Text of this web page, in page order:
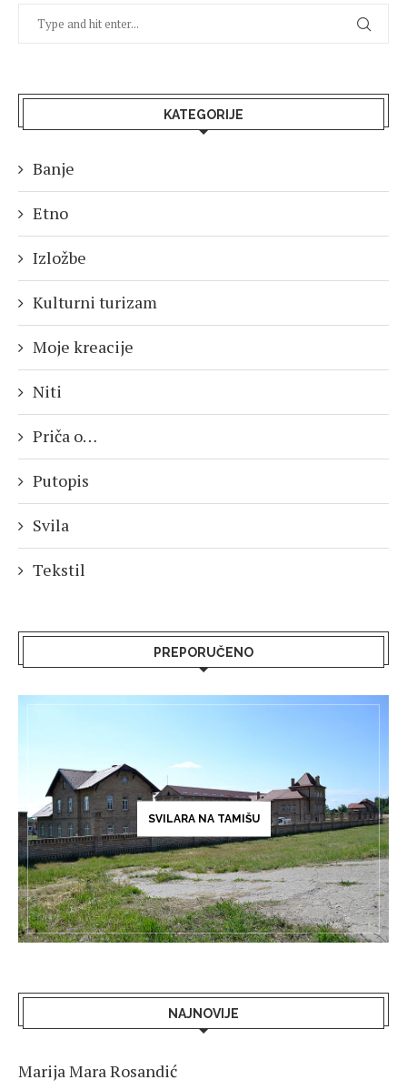
KATEGORIJE
Banje
Etno
Izložbe
Kulturni turizam
Moje kreacije
Niti
Priča o…
Putopis
Svila
Tekstil
PREPORUČENO
SVILARA NA TAMIŠU
NAJNOVIJE
Marija Mara Rosandić